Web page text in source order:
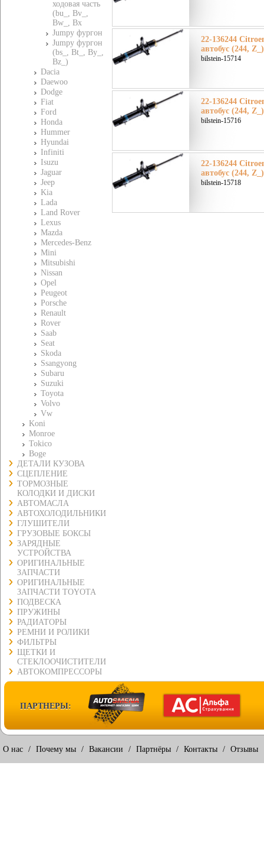
ходовая часть
(bu_, Bv_,
Bw_, Bx
Jumpy фургон
Jumpy фургон
(bs_, Bt_, By_,
Bz_)
Dacia
Daewoo
Dodge
Fiat
Ford
Honda
Hummer
Hyundai
Infiniti
Isuzu
Jaguar
Jeep
Kia
Lada
Land Rover
Lexus
Mazda
Mercedes-Benz
Mini
Mitsubishi
Nissan
Opel
Peugeot
Porsche
Renault
Rover
Saab
Seat
Skoda
Ssangyong
Subaru
Suzuki
Toyota
Volvo
Vw
Koni
Monroe
Tokico
Boge
ДЕТАЛИ КУЗОВА
СЦЕПЛЕНИЕ
ТОРМОЗНЫЕ
КОЛОДКИ И ДИСКИ
АВТОМАСЛА
АВТОХОЛОДИЛЬНИКИ
ГЛУШИТЕЛИ
ГРУЗОВЫЕ БОКСЫ
ЗАРЯДНЫЕ
УСТРОЙСТВА
ОРИГИНАЛЬНЫЕ
ЗАПЧАСТИ
ОРИГИНАЛЬНЫЕ
ЗАПЧАСТИ TOYOTA
ПОДВЕСКА
ПРУЖИНЫ
РАДИАТОРЫ
РЕМНИ И РОЛИКИ
ФИЛЬТРЫ
ЩЕТКИ И
СТЕКЛООЧИСТИТЕЛИ
АВТОКОМПРЕССОРЫ
22-136244
автобус (244,
bilstein-15714
22-136244
автобус (244,
bilstein-15716
22-136244
автобус (244,
bilstein-15718
ПАРТНЕРЫ:
О нас / Почему мы / Вакансии / Партнёры / Контакты / Отзывы